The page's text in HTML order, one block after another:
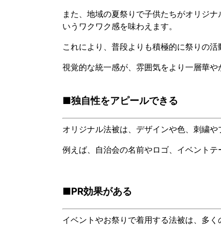
また、地域の夏祭りで子供たちがオリジ
いうワクワク感を味わえます。
これにより、普段よりも積極的に祭りの
視覚的な統一感が、雰囲気をより一層華や
■独自性をアピールできる
オリジナル法被は、デザインや色、刺繍や
例えば、自治会の名前やロゴ、イベント
■PR効果がある
イベントやお祭りで着用する法被は、多く